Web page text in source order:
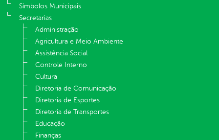
Símbolos Municipais
Secretarias
Administração
Agricultura e Meio Ambiente
Assistência Social
Controle Interno
Cultura
Diretoria de Comunicação
Diretoria de Esportes
Diretoria de Transportes
Educação
Finanças